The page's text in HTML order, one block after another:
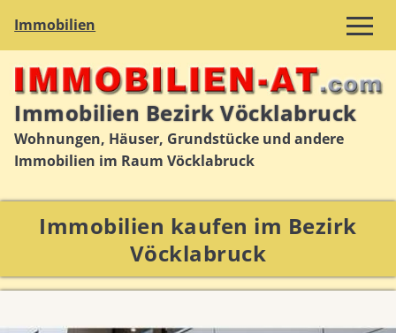
Immobilien
Immobilien Bezirk Vöcklabruck
Wohnungen, Häuser, Grundstücke und andere
Immobilien im Raum Vöcklabruck
Immobilien kaufen im Bezirk
Vöcklabruck